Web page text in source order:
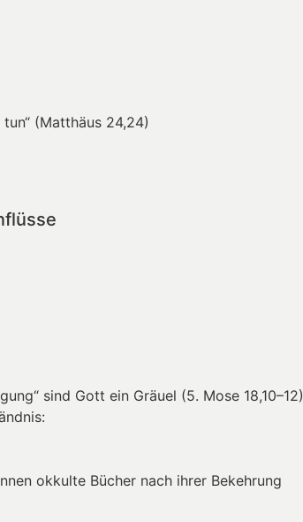
(Matthäus 24,24)
sind Gott ein Gräuel (5. Mose 18,10–12)
okkulte Bücher nach ihrer Bekehrung